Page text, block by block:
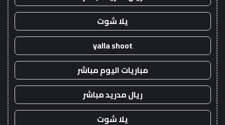
يلا شوت
yalla shoot
مباريات اليوم مباشر
ريال مدريد مباشر
يلا شوت